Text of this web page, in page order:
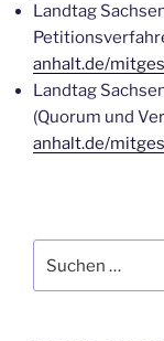
Landtag
anhalt.de/
Landtag
(Quorum und
anhalt.de/
nach: